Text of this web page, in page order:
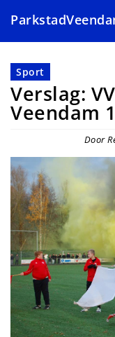
en
naar
de
inhoud
Sport
Verslag:
Veendam
Door